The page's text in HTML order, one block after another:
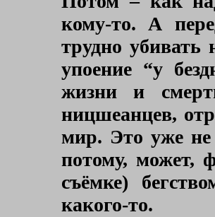
кому-то. А
трудно
упоение “у
жизни и
ницшеанцев,
мир. Это уже не
потому, может,
съёмке)
какого-то.